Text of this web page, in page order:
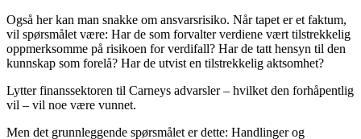
Også her kan man snakke om ansvarsrisiko. Når tapet er et faktum,
vil spørsmålet være: Har de som forvalter verdiene vært tilstrekkelig
oppmerksomme på risikoen for verdifall? Har de tatt hensyn til den
kunnskap som forelå? Har de utvist en tilstrekkelig aktsomhet?
Lytter finanssektoren til Carneys advarsler – hvilket den forhåpentlig
vil – vil noe være vunnet.
Men det grunnleggende spørsmålet er dette: Handlinger og